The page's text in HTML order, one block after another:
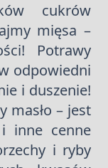
cukrów
mięsa –
Potrawy
odpowiedni
i duszenie!
masło – jest
inne cenne
i ryby